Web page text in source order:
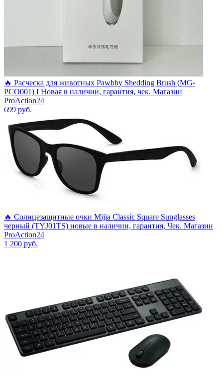
🔥 Расческа для животных Pawbby Shedding Brush (MG-
PCO001) I Новая в наличии, гарантия, чек. Магазин
ProAction24
699 руб.
🔥 Солнцезащитные очки Mijia Classic Square Sunglasses
черный (TYJ01TS) новые в наличии, гарантия, Чек. Магазин
ProAction24
1 200 руб.